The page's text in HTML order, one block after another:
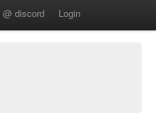
discord Login